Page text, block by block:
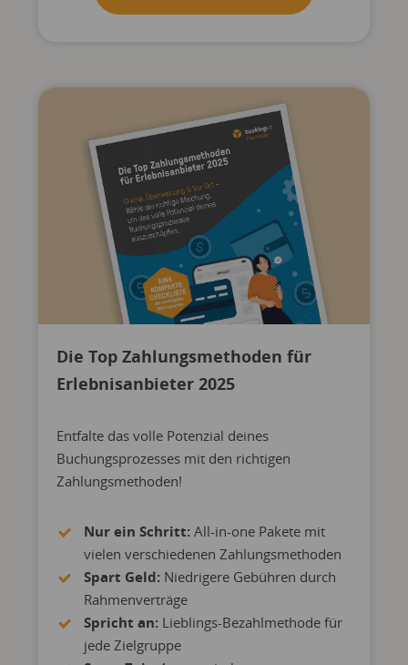
Die Top Zahlungsmethoden für
Erlebnisanbieter 2025
Entfalte das volle Potenzial deines
Buchungsprozesses mit den richtigen
Zahlungsmethoden!
Nur ein Schritt:All-in-one Pakete mit
vielen verschiedenen Zahlungsmethoden
Spart Geld:Niedrigere Gebühren durch
Rahmenverträge
Spricht an:Lieblings-Bezahlmethode für
jede Zielgruppe